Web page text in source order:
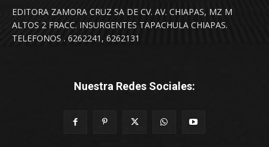
EDITORA ZAMORA CRUZ SA DE CV. AV. CHIAPAS, MZ M
ALTOS 2 FRACC. INSURGENTES TAPACHULA CHIAPAS.
TELEFONOS . 6262241, 6262131
Nuestra Redes Sociales: